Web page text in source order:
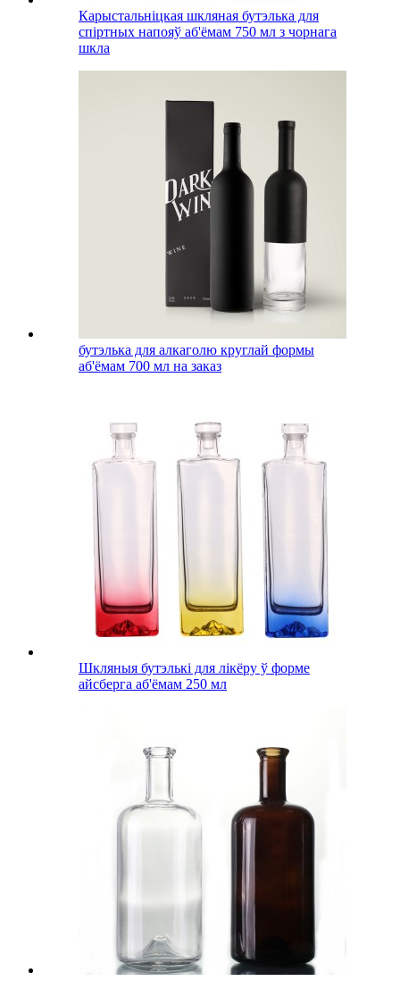
Карыстальніцкая шкляная бутэлька для
спіртных напояў аб'ёмам 750 мл з чорнага
шкла
бутэлька для алкаголю круглай формы
аб'ёмам 700 мл на заказ
Шкляныя бутэлькі для лікёру ў форме
айсберга аб'ёмам 250 мл